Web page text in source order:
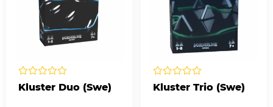
Kluster Duo (Swe) Kluster Trio (Swe)